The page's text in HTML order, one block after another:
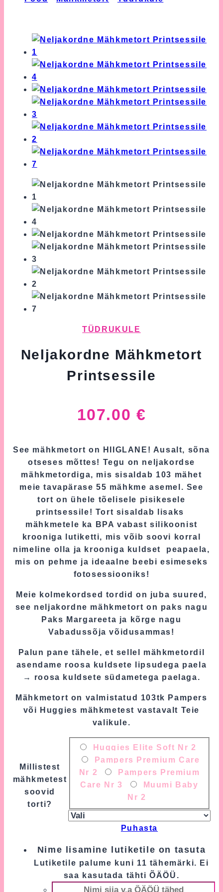
TÜDRUKULE
Neljakordne Mähkmetort
Printsessile
107.00 €
See mähkmetort on HIIGLANE! Ausalt, sõna
otseses mõttes! Tegu on neljakordse
mähkmetordiga, mis sisaldab 103 mähet
meie tavapärase 55 mähkme asemel. See
tort on ühele tõelisele pisikesele
printsessile! Tort sisaldab lisaks
mähkmetele ka BPA vabast silikoonist
krooniga lutiketti, mis võib soovi korral
nimeline olla ja krooniga kuldset peapaela,
mis on pehme ja ideaalne beebi esimeseks
fotosessiooniks!
Meie kolmekordsed tordid on juba suured,
see neljakordne mähkmetort on paks nagu
Paks Margareeta ja kõrge nagu
Vabadussõja võidusammas!
Palun pane tähele, et sellel mähkmetordil
asendame roosa kuldsete lipsudega paela
→ roosa kuldsete südametega paelaga.
Mähkmetort on valmistatud 103tk Pampers
või Huggies mähkmetest vastavalt Teie
valikule.
Millistest
mähkmetest
soovid
torti?
Huggies Elite Soft Nr 2
Pampers Premium Care
Nr 2
Pampers Premium
Care Nr 3
Muumi Baby
Nr 2
Puhasta
Nime lisamine lutiketile on tasuta
Lutiketile palume kuni 11 tähemärki. Ei
saa kasutada tähti ÕÄÖÜ.